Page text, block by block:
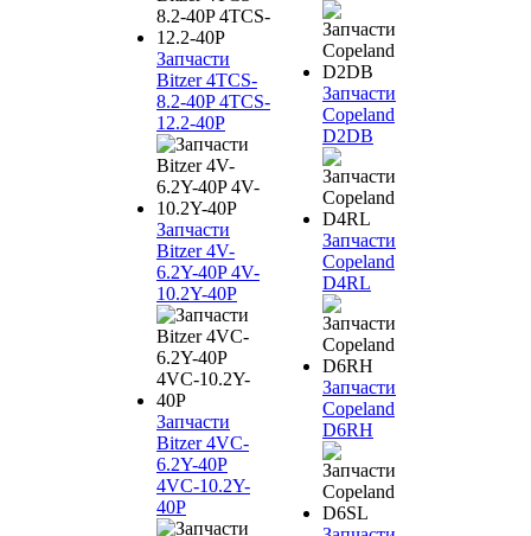
Запчасти
Bitzer 4TCS-
8.2-40P 4TCS-
12.2-40P
Запчасти
Bitzer 4V-
6.2Y-40P 4V-
10.2Y-40P
Запчасти
Bitzer 4VC-
6.2Y-40P
4VC-10.2Y-
40P
Запчасти
Copeland
D2DB
Запчасти
Copeland
D4RL
Запчасти
Copeland
D6RH